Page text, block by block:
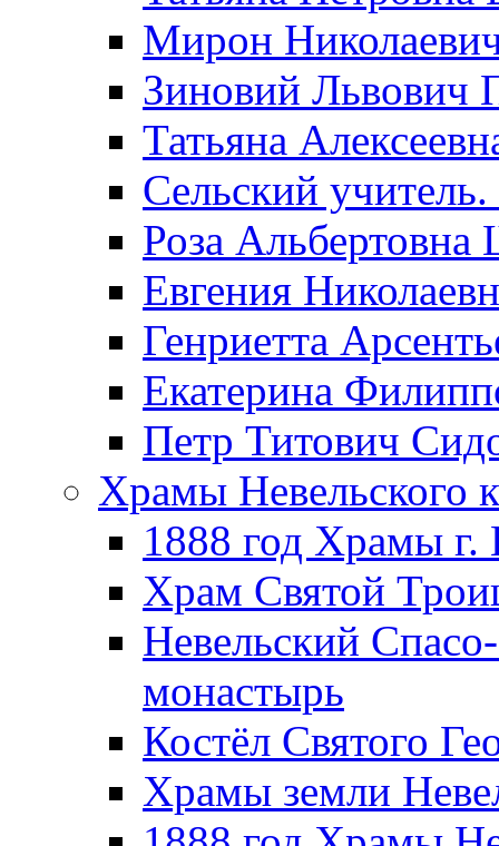
Мирон
Зиновий Львович
Татьяна
Сельский
Роза
Евгения
Генриетта
Екатерина
Петр Титович
Храмы Невельского
1888 год Храмы г.
Храм Святой
Невельский
монастырь
Костёл Святого
Храмы земли